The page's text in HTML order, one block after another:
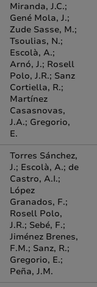
Miranda, J.C.;
Gené Mola, J.;
Zude Sasse, M.;
Tsoulias, N.;
Escolà, A.;
Arnó, J.; Rosell
Polo, J.R.; Sanz
Cortiella, R.;
Martínez
Casasnovas,
J.A.; Gregorio,
E.
Torres Sánchez,
J.; Escolà, A.; de
Castro, A.I.;
López
Granados, F.;
Rosell Polo,
J.R.; Sebé, F.;
Jiménez Brenes,
F.M.; Sanz, R.;
Gregorio, E.;
Peña, J.M.